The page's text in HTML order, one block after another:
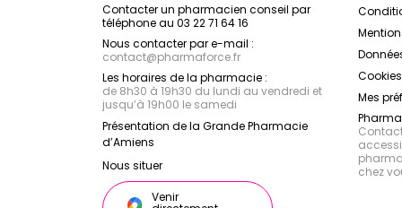
Contacter un pharmacien conseil par
téléphone au 03 22 71 64 16
Nous contacter par e-mail :
contact@pharmaforce.fr
Les horaires de la pharmacie :
de 8h30 à 19h30 du lundi au vendredi et
jusqu’à 19h00 le samedi
Présentation de la Grande Pharmacie
d’Amiens
Nous situer
Venir
Cookies
Mes
chez